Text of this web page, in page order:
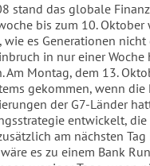
stand das globale
bis zum 10.
wie es Generationen
in nur einer
Am Montag, dem 13.
gekommen, wenn
der G7-Länder
entwickelt,
am nächsten
es zu einem Bank